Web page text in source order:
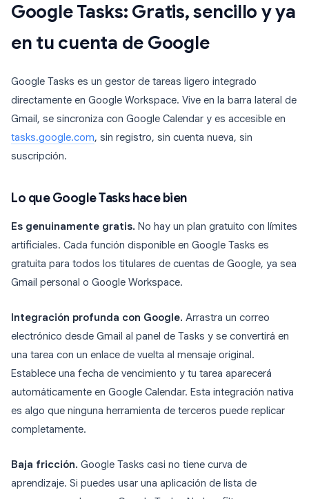
Google Tasks: Gratis, sencillo y ya
en tu cuenta de Google
Google Tasks es un gestor de tareas ligero integrado
directamente en Google Workspace. Vive en la barra lateral de
Gmail, se sincroniza con Google Calendar y es accesible en
tasks.google.com, sin registro, sin cuenta nueva, sin
suscripción.
Lo que Google Tasks hace bien
Es genuinamente gratis. No hay un plan gratuito con límites
artificiales. Cada función disponible en Google Tasks es
gratuita para todos los titulares de cuentas de Google, ya sea
Gmail personal o Google Workspace.
Integración profunda con Google. Arrastra un correo
electrónico desde Gmail al panel de Tasks y se convertirá en
una tarea con un enlace de vuelta al mensaje original.
Establece una fecha de vencimiento y tu tarea aparecerá
automáticamente en Google Calendar. Esta integración nativa
es algo que ninguna herramienta de terceros puede replicar
completamente.
Baja fricción. Google Tasks casi no tiene curva de
aprendizaje. Si puedes usar una aplicación de lista de